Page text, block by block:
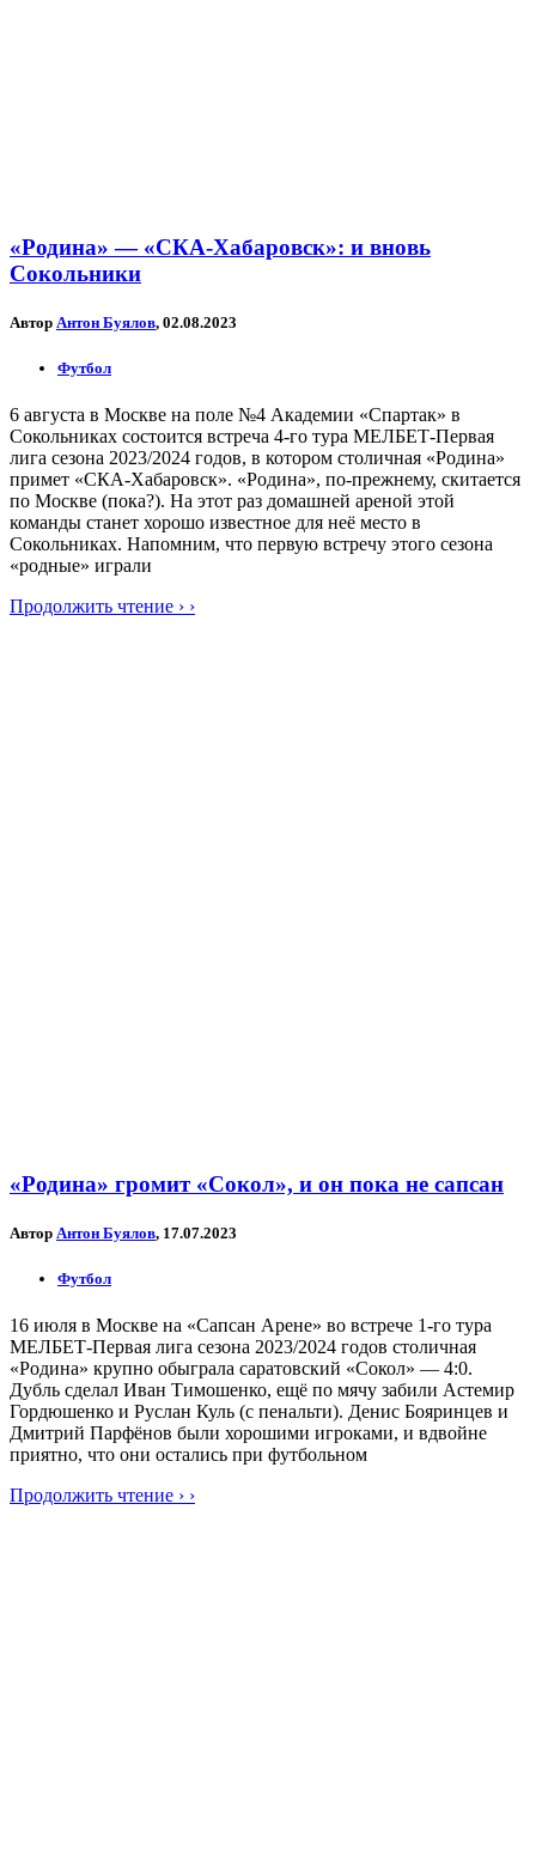
«Родина» — «СКА-Хабаровск»: и вновь
Сокольники
Автор Антон Буялов, 02.08.2023
Футбол
6 августа в Москве на поле №4 Академии «Спартак» в
Сокольниках состоится встреча 4-го тура МЕЛБЕТ-Первая
лига сезона 2023/2024 годов, в котором столичная «Родина»
примет «СКА-Хабаровск». «Родина», по-прежнему, скитается
по Москве (пока?). На этот раз домашней ареной этой
команды станет хорошо известное для неё место в
Сокольниках. Напомним, что первую встречу этого сезона
«родные» играли
Продолжить чтение › ›
«Родина» громит «Сокол», и он пока не сапсан
Автор Антон Буялов, 17.07.2023
Футбол
16 июля в Москве на «Сапсан Арене» во встрече 1-го тура
МЕЛБЕТ-Первая лига сезона 2023/2024 годов столичная
«Родина» крупно обыграла саратовский «Сокол» — 4:0.
Дубль сделал Иван Тимошенко, ещё по мячу забили Астемир
Гордюшенко и Руслан Куль (с пенальти). Денис Бояринцев и
Дмитрий Парфёнов были хорошими игроками, и вдвойне
приятно, что они остались при футбольном
Продолжить чтение › ›